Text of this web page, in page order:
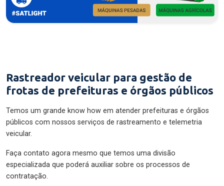
Rastreador veicular para gestão de
frotas de prefeituras e órgãos públicos
Temos um grande know how em atender prefeituras e órgãos
públicos com nossos serviços de rastreamento e telemetria
veicular.
Faça contato agora mesmo que temos uma divisão
especializada que poderá auxiliar sobre os processos de
contratação.